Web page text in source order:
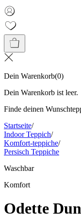
Dein Warenkorb(0)
Dein Warenkorb ist leer.
Finde deinen
Startseite/
Indoor Teppich/
Komfort-teppiche/
Persisch Teppiche
Waschbar
Komfort
Odette